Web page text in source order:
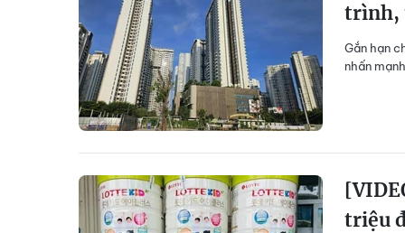
trình,
Gắn hạn
nhấn
triệu